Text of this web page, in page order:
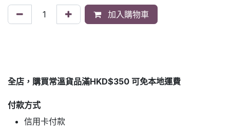
加入購物車
全店，購買常溫貨品滿HKD$350 可免本地運費
付款方式
信用卡付款